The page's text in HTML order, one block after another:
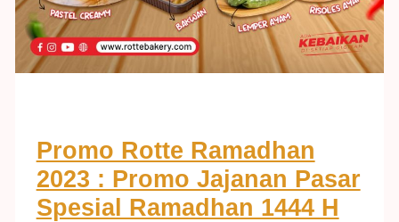
Promo Rotte Ramadhan
2023 : Promo Jajanan Pasar
Spesial Ramadhan 1444 H